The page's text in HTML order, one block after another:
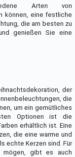
Arten von
können, eine festliche
die am besten zu
genießen Sie eine
der
die
um ein gemütliches
Optionen ist die
erhältlich ist. Eine
die eine warme und
echte Kerzen sind. Für
gibt es auch